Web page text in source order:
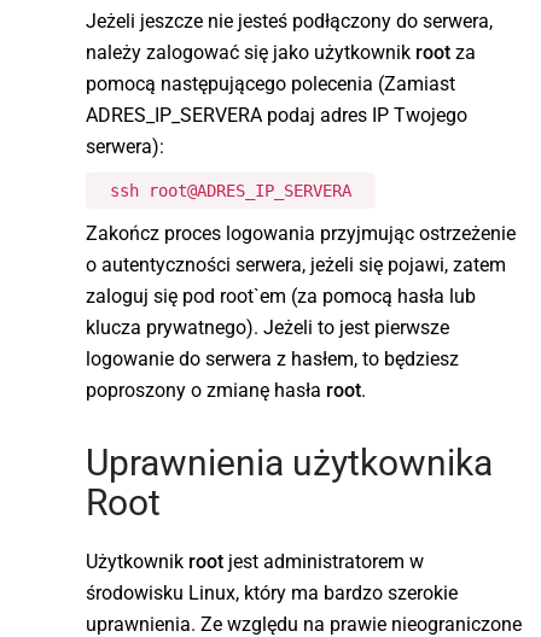
Jeżeli jeszcze nie jesteś podłączony do serwera,
należy zalogować się jako użytkownik root za
pomocą następującego polecenia (Zamiast
ADRES_IP_SERVERA podaj adres IP Twojego
serwera):
ssh root@ADRES_IP_SERVERA
Zakończ proces logowania przyjmując ostrzeżenie
o autentyczności serwera, jeżeli się pojawi, zatem
zaloguj się pod root`em (za pomocą hasła lub
klucza prywatnego). Jeżeli to jest pierwsze
logowanie do serwera z hasłem, to będziesz
poproszony o zmianę hasła root.
Uprawnienia użytkownika
Root
Użytkownik root jest administratorem w
środowisku Linux, który ma bardzo szerokie
uprawnienia. Ze względu na prawie nieograniczone